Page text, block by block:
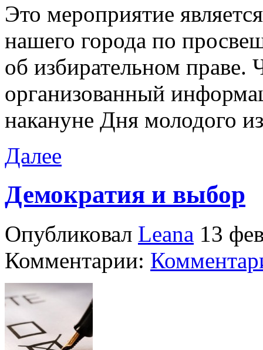
Это мероприятие
нашего города по
об избирательном праве.
организованный
накануне Дня молодого
Далее
Демократия и выбор
Опубликовал Leana 13
Комментарии: